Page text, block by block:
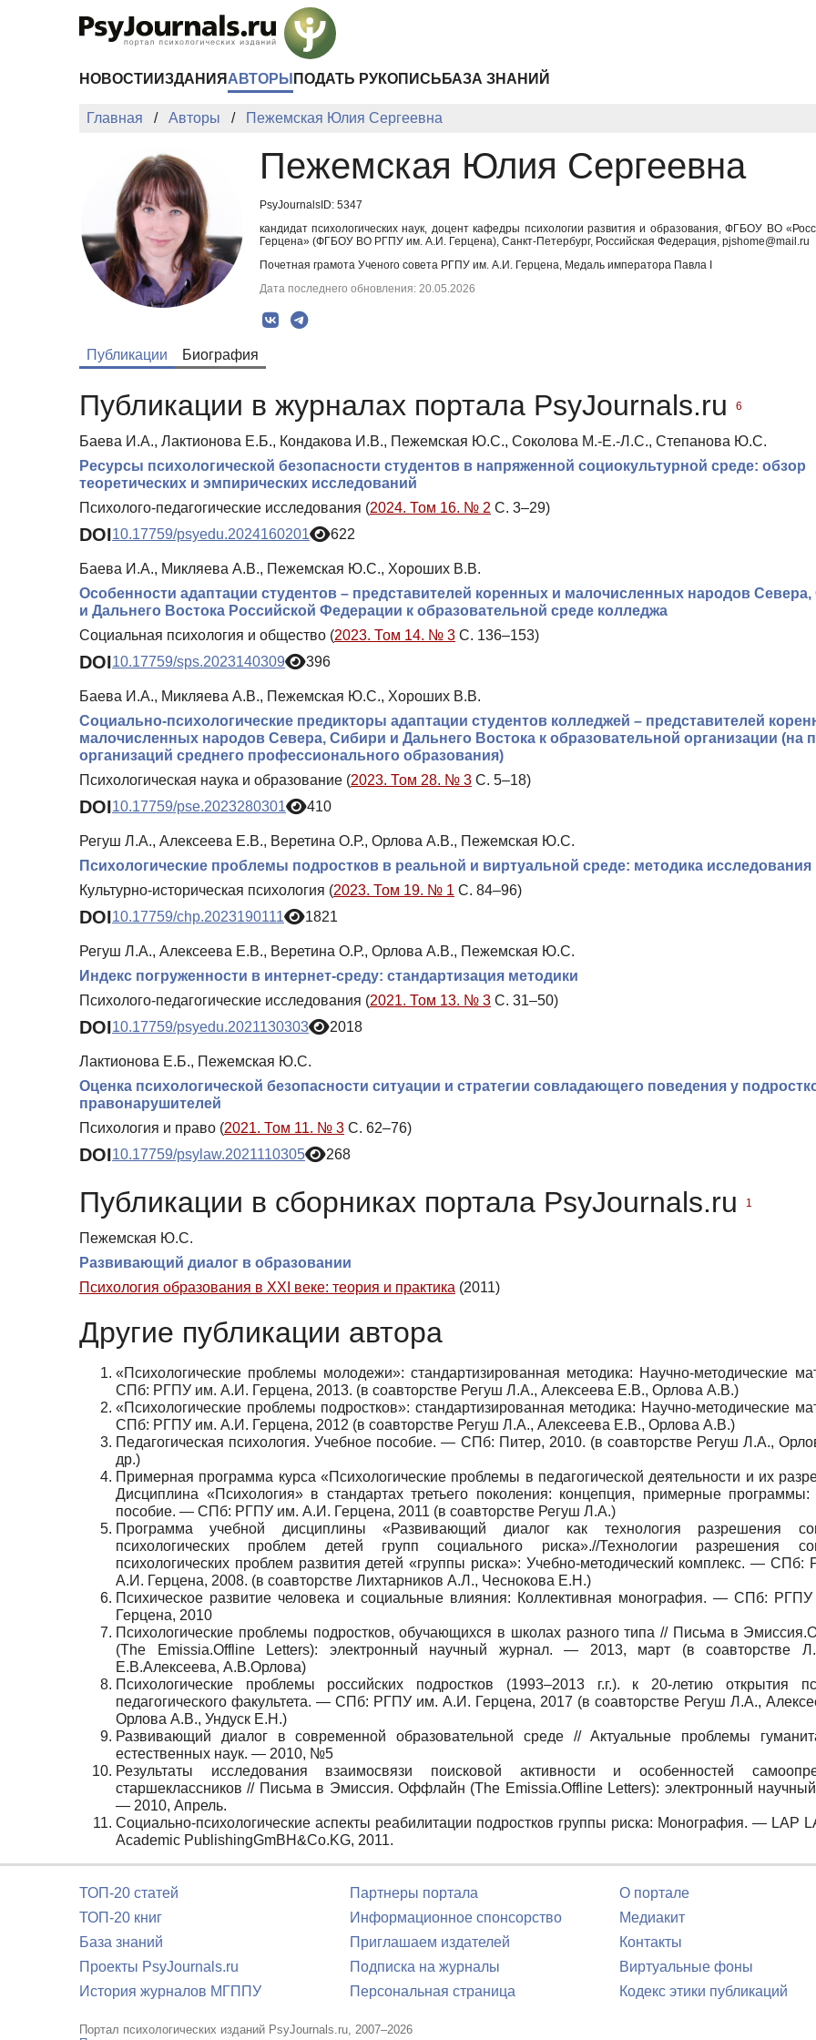
НОВОСТИ ИЗДАНИЯ АВТОРЫ ПОДАТЬ РУКОПИСЬ БАЗА ЗНАНИЙ
Главная Авторы Пежемская Юлия Сергеевна
Пежемская Юлия Сергеевна
PsyJournalsID: 5347
кандидат психологических наук, доцент кафедры психологии развития и образования, ФГБОУ ВО
Герцена» (ФГБОУ ВО РГПУ им. А.И. Герцена), Санкт-Петербург, Российская Федерация, pjshome@mail.ru
Почетная грамота Ученого совета РГПУ им. А.И. Герцена, Медаль императора Павла I
Дата последнего обновления: 20.05.2026
Публикации Биография
Публикации в журналах портала PsyJournals.ru 6
Баева И.А., Лактионова Е.Б., Кондакова И.В., Пежемская Ю.С., Соколова М.-Е.-Л.С., Степанова Ю.С.
Ресурсы психологической безопасности студентов в напряженной социокультурной среде: обзор
теоретических и эмпирических исследований
Психолого-педагогические исследования (2024. Том 16. № 2 С. 3–29)
DOI10.17759/psyedu.2024160201 622
Баева И.А., Микляева А.В., Пежемская Ю.С., Хороших В.В.
Особенности адаптации студентов – представителей коренных и малочисленных народов
и Дальнего Востока Российской Федерации к образовательной среде колледжа
Социальная психология и общество (2023. Том 14. № 3 С. 136–153)
DOI10.17759/sps.2023140309 396
Баева И.А., Микляева А.В., Пежемская Ю.С., Хороших В.В.
Социально-психологические предикторы адаптации студентов колледжей – представителей
малочисленных народов Севера, Сибири и Дальнего Востока к образовательной организации (на
организаций среднего профессионального образования)
Психологическая наука и образование (2023. Том 28. № 3 С. 5–18)
DOI10.17759/pse.2023280301 410
Регуш Л.А., Алексеева Е.В., Веретина О.Р., Орлова А.В., Пежемская Ю.С.
Психологические проблемы подростков в реальной и виртуальной среде: методика исследования
Культурно-историческая психология (2023. Том 19. № 1 С. 84–96)
DOI10.17759/chp.2023190111 1821
Регуш Л.А., Алексеева Е.В., Веретина О.Р., Орлова А.В., Пежемская Ю.С.
Индекс погруженности в интернет-среду: стандартизация методики
Психолого-педагогические исследования (2021. Том 13. № 3 С. 31–50)
DOI10.17759/psyedu.2021130303 2018
Лактионова Е.Б., Пежемская Ю.С.
Оценка психологической безопасности ситуации и стратегии совладающего поведения у
правонарушителей
Психология и право (2021. Том 11. № 3 С. 62–76)
DOI10.17759/psylaw.2021110305 268
Публикации в сборниках портала PsyJournals.ru 1
Пежемская Ю.С.
Развивающий диалог в образовании
Психология образования в XXI веке: теория и практика (2011)
Другие публикации автора
«Психологические проблемы молодежи»: стандартизированная методика: Научно-методические
СПб: РГПУ им. А.И. Герцена, 2013. (в соавторстве Регуш Л.А., Алексеева Е.В., Орлова А.В.)
«Психологические проблемы подростков»: стандартизированная методика: Научно-методические
СПб: РГПУ им. А.И. Герцена, 2012 (в соавторстве Регуш Л.А., Алексеева Е.В., Орлова А.В.)
Педагогическая психология. Учебное пособие. — СПб: Питер, 2010. (в соавторстве Регуш Л.А.,
др.)
Примерная программа курса «Психологические проблемы в педагогической деятельности и их
Дисциплина «Психология» в стандартах третьего поколения: концепция, примерные программы:
пособие. — СПб: РГПУ им. А.И. Герцена, 2011 (в соавторстве Регуш Л.А.)
Программа учебной дисциплины «Развивающий диалог как технология разрешения
психологических проблем детей групп социального риска».//Технологии разрешения
психологических проблем развития детей «группы риска»: Учебно-методический комплекс. —
А.И. Герцена, 2008. (в соавторстве Лихтарников А.Л., Чеснокова Е.Н.)
Психическое развитие человека и социальные влияния: Коллективная монография. — СПб:
Герцена, 2010
Психологические проблемы подростков, обучающихся в школах разного типа // Письма в
(The Emissia.Offline Letters): электронный научный журнал. — 2013, март (в соавторстве
Е.В.Алексеева, А.В.Орлова)
Психологические проблемы российских подростков (1993–2013 г.г.). к 20-летию открытия
педагогического факультета. — СПб: РГПУ им. А.И. Герцена, 2017 (в соавторстве Регуш Л.А.,
Орлова А.В., Ундуск Е.Н.)
Развивающий диалог в современной образовательной среде // Актуальные проблемы
естественных наук. — 2010, №5
Результаты исследования взаимосвязи поисковой активности и особенностей
старшеклассников // Письма в Эмиссия. Оффлайн (The Emissia.Offline Letters): электронный
— 2010, Апрель.
Социально-психологические аспекты реабилитации подростков группы риска: Монография. — LAP
Academic PublishingGmBH&Co.KG, 2011.
ТОП-20 статей
ТОП-20 книг
База знаний
Проекты PsyJournals.ru
История журналов МГППУ
Партнеры портала
Информационное спонсорство
Приглашаем издателей
Подписка на журналы
Персональная страница
О портале
Медиакит
Контакты
Виртуальные фоны
Кодекс этики публикаций
Портал психологических изданий PsyJournals.ru, 2007–2026